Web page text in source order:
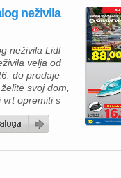
neživila
neživila Lidl
velja od
do prodaje
svoj dom,
vrt opremiti s
in kakovostnimi
aktualna
za